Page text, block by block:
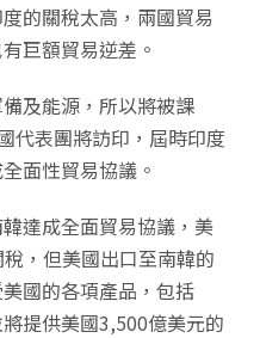
的關稅太高，兩國貿易
巨額貿易逆差。
及能源，所以將被課
代表團將訪印，屆時印度
面性貿易協議。
達成全面貿易協議，美
，但美國出口至南韓的
國的各項產品，包括
提供美國3,500億美元的